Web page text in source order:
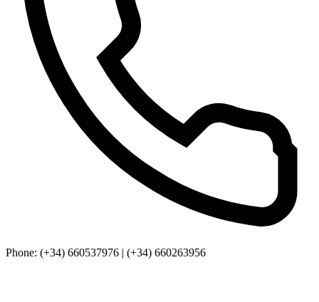
Phone: (+34) 660537976 | (+34) 660263956